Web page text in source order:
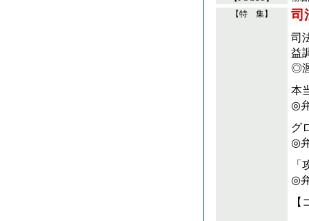
【特 集】
司
司
益
◎
本
◎
グ
◎
◎